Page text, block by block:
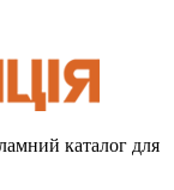
каталог для